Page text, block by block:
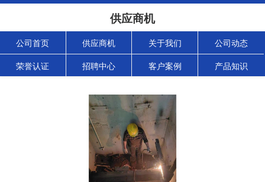
供应商机
公司首页 供应商机 关于我们 公司动态
荣誉认证 招聘中心 客户案例 产品知识